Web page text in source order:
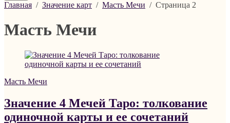
Главная / Значение карт / Масть Мечи / Страница 2
Масть Мечи
Масть Мечи
Значение 4 Мечей Таро: толкование
одиночной карты и ее сочетаний